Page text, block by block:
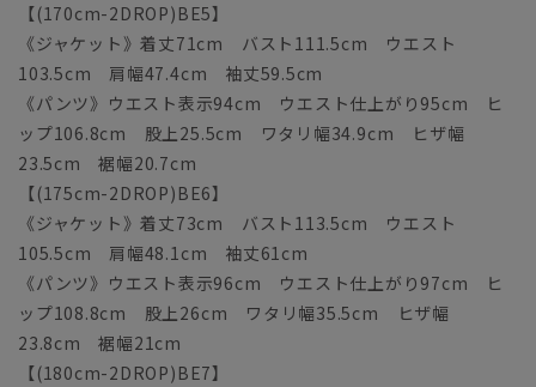
【(170cm-2DROP)BE5】
《ジャケット》着丈71cm バスト111.5cm ウエスト
103.5cm 肩幅47.4cm 袖丈59.5cm
《パンツ》ウエスト表示94cm ウエスト仕上がり95cm ヒ
ップ106.8cm 股上25.5cm ワタリ幅34.9cm ヒザ幅
23.5cm 裾幅20.7cm
【(175cm-2DROP)BE6】
《ジャケット》着丈73cm バスト113.5cm ウエスト
105.5cm 肩幅48.1cm 袖丈61cm
《パンツ》ウエスト表示96cm ウエスト仕上がり97cm ヒ
ップ108.8cm 股上26cm ワタリ幅35.5cm ヒザ幅
23.8cm 裾幅21cm
【(180cm-2DROP)BE7】